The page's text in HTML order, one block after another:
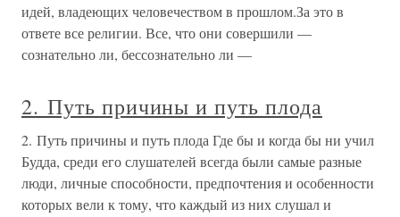
идей, владеющих человечеством в прошлом.За это в
ответе все религии. Все, что они совершили —
сознательно ли, бессознательно ли —
2. Путь причины и путь плода
2. Путь причины и путь плода Где бы и когда бы ни учил
Будда, среди его слушателей всегда были самые разные
люди, личные способности, предпочтения и особенности
которых вели к тому, что каждый из них слушал и